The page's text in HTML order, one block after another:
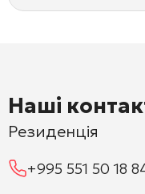
Наші
Резиденція
+995 551 50 18